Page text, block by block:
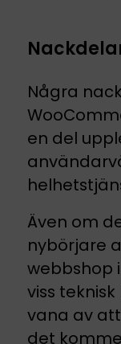
Några
en del
Även om
nybörjare
webbshop
viss
vana av
det